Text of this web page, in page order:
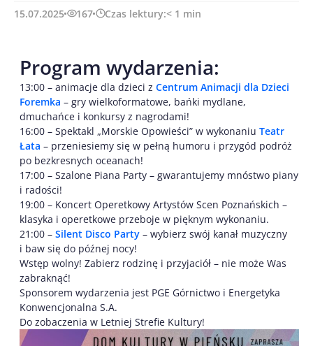
15.07.2025 167 Czas lektury:< 1 min
Program wydarzenia:
13:00 – animacje dla dzieci z Centrum Animacji dla Dzieci
Foremka – gry wielkoformatowe, bańki mydlane,
dmuchańce i konkursy z nagrodami!
16:00 – Spektakl „Morskie Opowieści” w wykonaniu Teatr
Łata – przeniesiemy się w pełną humoru i przygód podróż
po bezkresnych oceanach!
17:00 – Szalone Piana Party – gwarantujemy mnóstwo piany
i radości!
19:00 – Koncert Operetkowy Artystów Scen Poznańskich –
klasyka i operetkowe przeboje w pięknym wykonaniu.
21:00 – Silent Disco Party – wybierz swój kanał muzyczny
i baw się do późnej nocy!
Wstęp wolny! Zabierz rodzinę i przyjaciół – nie może Was
zabraknąć!
Sponsorem wydarzenia jest PGE Górnictwo i Energetyka
Konwencjonalna S.A.
Do zobaczenia w Letniej Strefie Kultury!